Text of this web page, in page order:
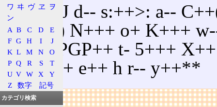
GED/J d-- s:++>: a--
W+(-) N+++ o+ K+++
Y++ PGP++ t- 5+++
G++++ e++ h r-- y++**
リンク
ワ ヰ ヴ ヱ
ヲ
ン
A B C D
E
F G H I
J
K L M N
O
P Q R S
T
U V W X
Y
Z
数字 記号
カテゴリ検索